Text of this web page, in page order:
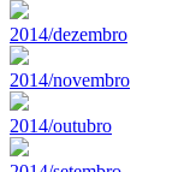
2014/dezembro
2014/novembro
2014/outubro